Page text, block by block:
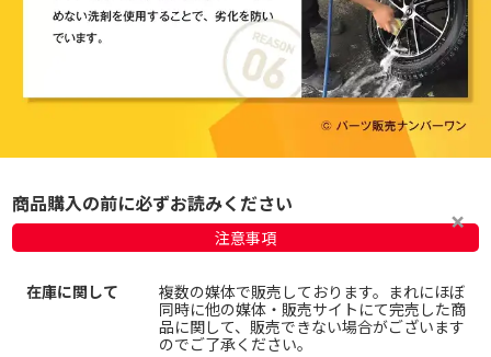
商品購入の前に必ずお読みください
注意事項
在庫に関して
複数の媒体で販売しております。まれにほぼ
同時に他の媒体・販売サイトにて完売した商
品に関して、販売できない場合がございます
のでご了承ください。